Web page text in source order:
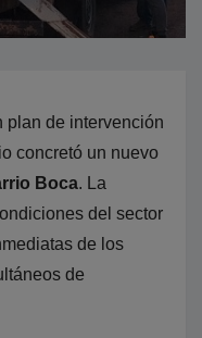
plan de intervención
concretó un nuevo
Boca. La
del sector
de los
de